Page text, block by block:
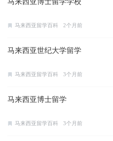
马来西亚留学百科 2个月前
马来西亚世纪大学留学
马来西亚留学百科 3个月前
马来西亚博士留学
马来西亚留学百科 3个月前